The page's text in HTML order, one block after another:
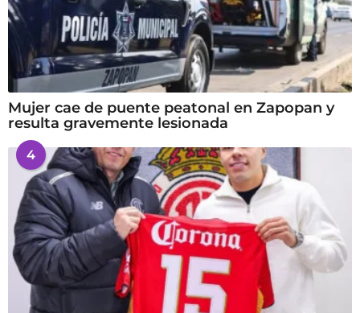
Mujer cae de puente peatonal en Zapopan y
resulta gravemente lesionada
4